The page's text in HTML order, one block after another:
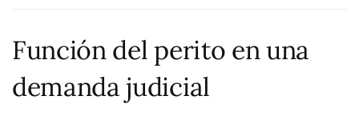
Función del perito en una
demanda judicial